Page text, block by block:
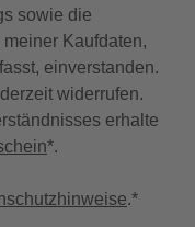
sowie die
Kaufdaten,
einverstanden.
widerrufen.
erhalte
*.
.